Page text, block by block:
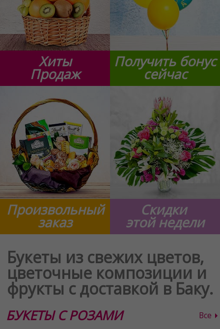
Хиты
Продаж
Получить бонус
сейчас
Произвольный
заказ
Скидки
этой недели
Букеты из свежих цветов,
цветочные композиции и
фрукты с доставкой в Баку.
БУКЕТЫ С РОЗАМИ Все